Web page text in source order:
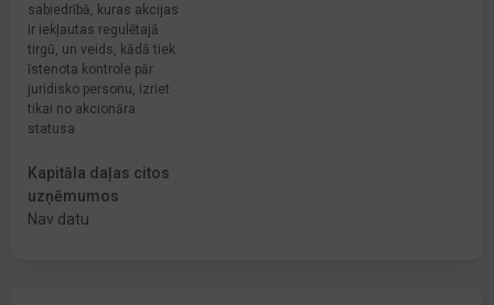
sabiedrībā, kuras akcijas
ir iekļautas regulētajā
tirgū, un veids, kādā tiek
īstenota kontrole pār
juridisko personu, izriet
tikai no akcionāra
statusa
Kapitāla daļas citos
uzņēmumos
Nav datu